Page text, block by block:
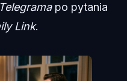
Telegramapo pytania
Link.